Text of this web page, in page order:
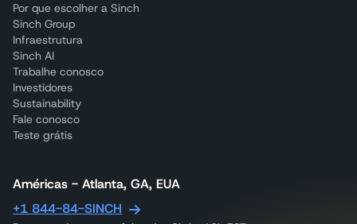
Por que escolher a Sinch
Sinch Group
Infraestrutura
Sinch AI
Trabalhe conosco
Investidores
Sustainability
Fale conosco
Teste grátis
Américas - Atlanta, GA, EUA
+1 844-84-SINCH